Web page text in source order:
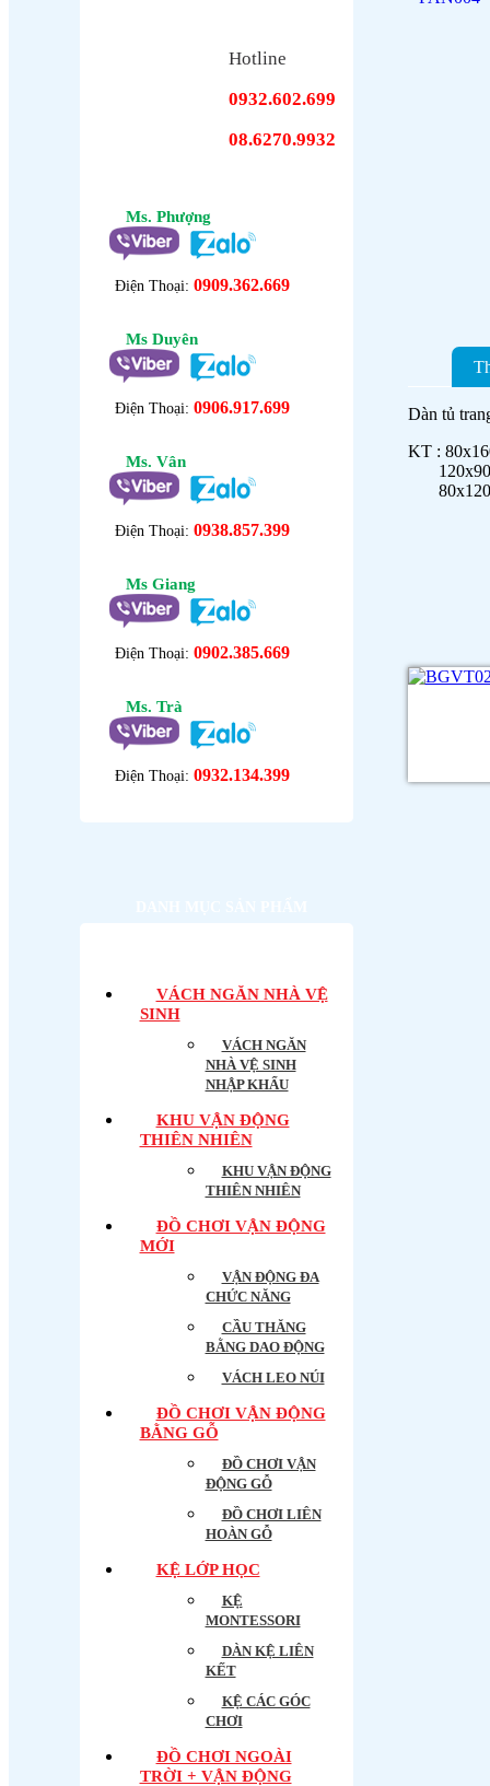
Hotline
0932.602.699
08.6270.9932
Ms. Phượng
Điện Thoại: 0909.362.669
Ms Duyên
Điện Thoại: 0906.917.699
Ms. Vân
Điện Thoại: 0938.857.399
Ms Giang
Điện Thoại: 0902.385.669
Ms. Trà
Điện Thoại: 0932.134.399
VÁCH NGĂN NHÀ VỆ
SINH
VÁCH NGĂN
NHÀ VỆ SINH
NHẬP KHẨU
KHU VẬN ĐỘNG
THIÊN NHIÊN
KHU VẬN ĐỘNG
THIÊN NHIÊN
ĐỒ CHƠI VẬN ĐỘNG
MỚI
VẬN ĐỘNG ĐA
CHỨC NĂNG
CẦU THĂNG
BẰNG DAO ĐỘNG
VÁCH LEO NÚI
ĐỒ CHƠI VẬN ĐỘNG
BẰNG GỖ
ĐỒ CHƠI VẬN
ĐỘNG GỖ
ĐỒ CHƠI LIÊN
HOÀN GỖ
KỆ LỚP HỌC
KỆ
MONTESSORI
DÀN KỆ LIÊN
KẾT
KỆ CÁC GÓC
CHƠI
ĐỒ CHƠI NGOÀI
TRỜI + VẬN ĐỘNG
Dàn tủ
KT :